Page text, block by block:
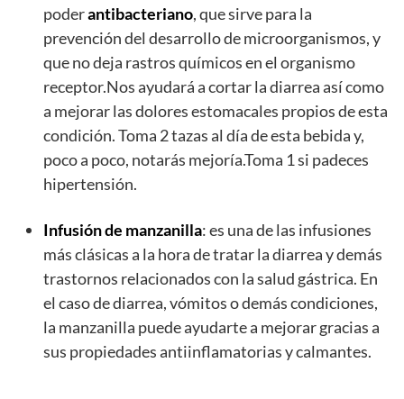
poderantibacteriano, que sirve para la
prevención del desarrollo de microorganismos, y
que no deja rastros químicos en el organismo
receptor.Nos ayudará a cortar la diarrea así como
a mejorar las dolores estomacales propios de esta
condición. Toma 2 tazas al día de esta bebida y,
poco a poco, notarás mejoría.Toma 1 si padeces
hipertensión.
Infusión de manzanilla: es una de las infusiones
más clásicas a la hora de tratar la diarrea y demás
trastornos relacionados con la salud gástrica. En
el caso de diarrea, vómitos o demás condiciones,
la manzanilla puede ayudarte a mejorar gracias a
sus propiedades antiinflamatorias y calmantes.